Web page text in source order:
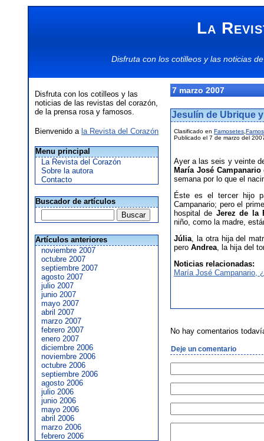
La
Disfruta con los cotilleosy las noticias
Disfruta con los cotilleos y las
noticias de las revistas del corazón,
de la prensa rosa y famosos.
Bienvenido a la Revista del Corazón
Menu principal
La Revista del Corazón
Sobre la autora
Contacto
Buscador de artículos
Artículos anteriores
noviembre 2007
octubre 2007
septiembre 2007
agosto 2007
julio 2007
junio 2007
mayo 2007
abril 2007
marzo 2007
febrero 2007
enero 2007
diciembre 2006
noviembre 2006
octubre 2006
septiembre 2006
agosto 2006
julio 2006
junio 2006
mayo 2006
abril 2006
marzo 2006
febrero 2006
7 marzo 2007
Jesulín de Ubrique
Clasificado en Famosetes
Publicado el 7 de marzo del
Ayer a las seis y veinte
María José Campanario
semana por lo que el
Éste es el tercer hijo
Campanario; pero el
hospital de Jerez de la
niño, como la madre,
Júlia, la otra hija del
pero Andrea, la hija del
Noticias relacionadas:
María José Campanario,
No hay comentarios
Deje un comentario